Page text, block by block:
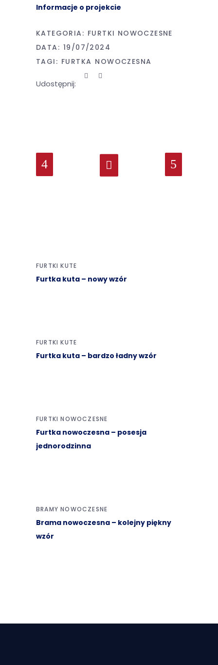
Informacje o projekcie
KATEGORIA: FURTKI NOWOCZESNE
DATA: 19/07/2024
TAGI: FURTKA NOWOCZESNA
Udostępnij:
FURTKI KUTE
Furtka kuta – nowy wzór
FURTKI KUTE
Furtka kuta – bardzo ładny wzór
FURTKI NOWOCZESNE
Furtka nowoczesna – posesja
jednorodzinna
BRAMY NOWOCZESNE
Brama nowoczesna – kolejny piękny
wzór